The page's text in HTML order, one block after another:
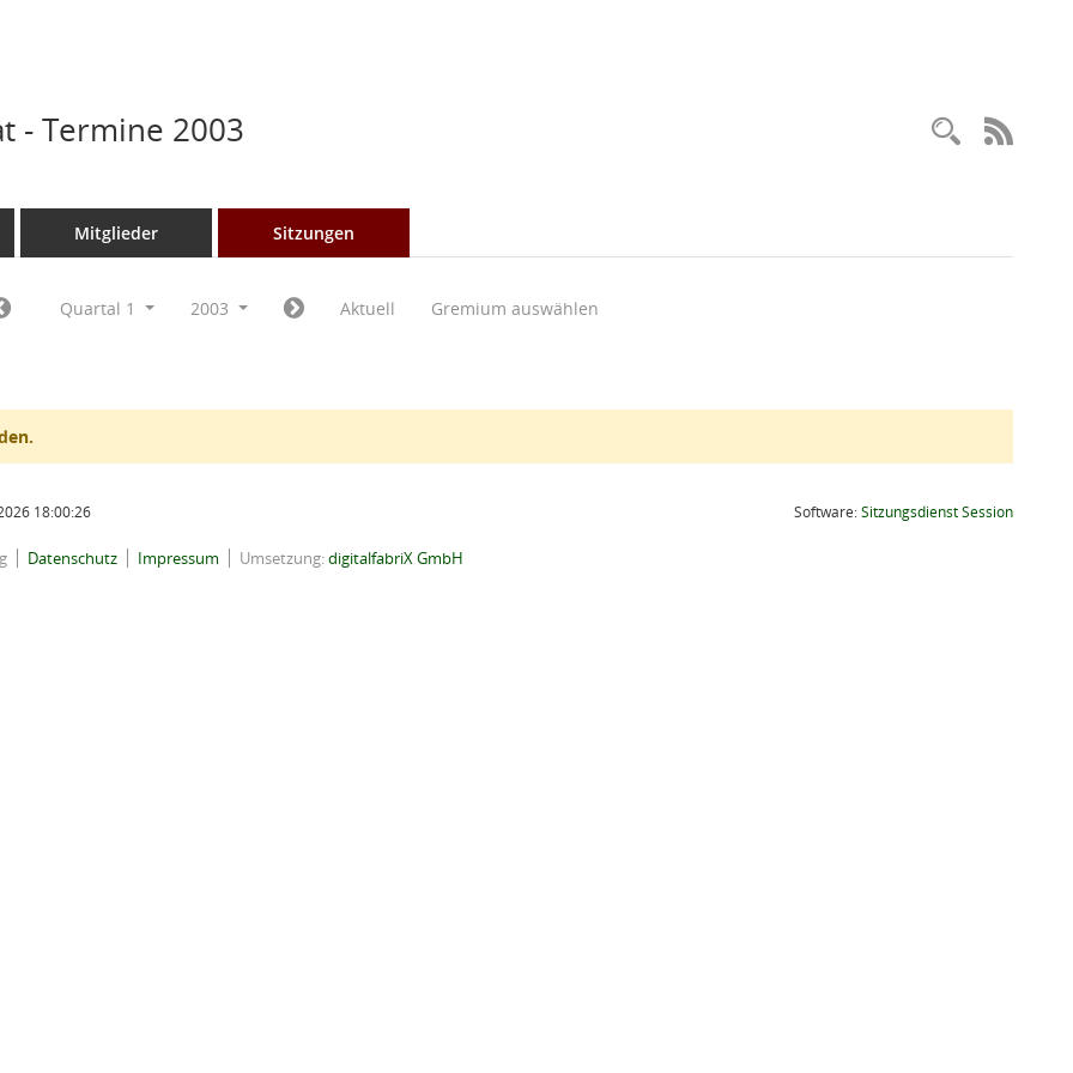
- Termine 2003
Mitglieder Sitzungen
Quartal 1 2003 Aktuell Gremium auswählen
18:00:26 Software:SitzungsdienstSession(Wird in
Datenschutz Impressum Umsetzung:digitalfabriX GmbH